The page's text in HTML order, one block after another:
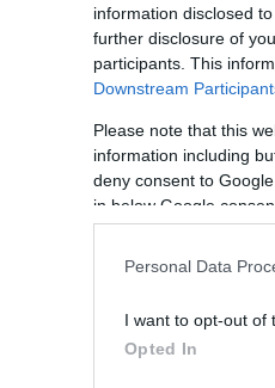
information disclosed
further disclosure of
participants. This
Downstream
Please note that this
information including
deny consent to
in below Google
Personal Data
I want to opt-out of
Opted In